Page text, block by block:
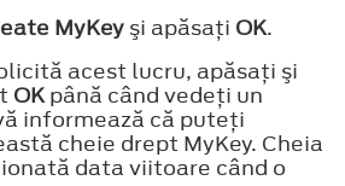
MyKey şi apăsaţi OK.
acest lucru, apăsaţi şi
OKpână când vedeţi un
informează că puteţi
cheie drept MyKey. Cheia
data viitoare când o